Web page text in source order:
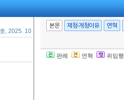
, 2025. 10. 1., 타법개정]
본문 제정·개정이유 연혁
판례 연혁 위임